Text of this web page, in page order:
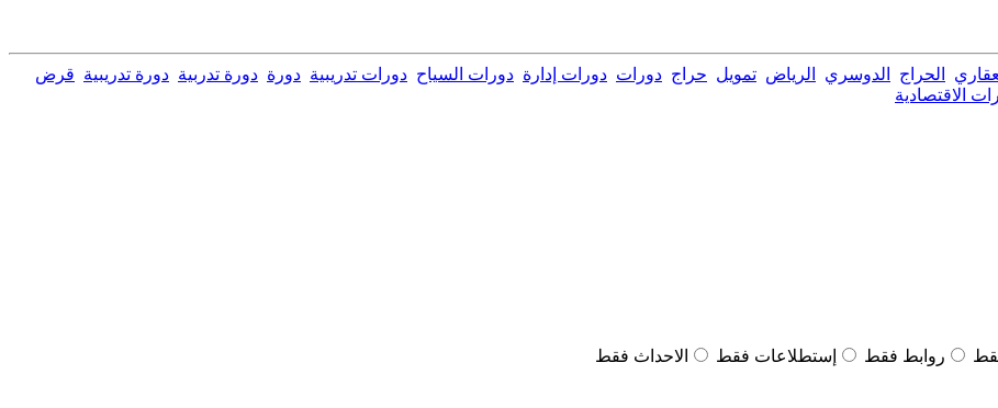
الحراج الدوسري الرياض تمويل حراج دورات دورات إدارة دورات السياح دورات تدريبية دورة دورة تدربية دورة تدريبية قرض
الاقتصادية
روابط فقط إستطلاعات فقط الاحداث فقط